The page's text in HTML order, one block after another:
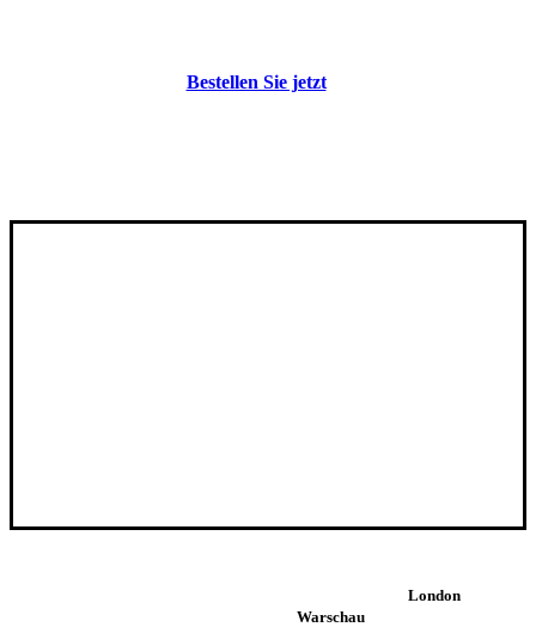
Bestellen Sie jetzt
Warschau
London